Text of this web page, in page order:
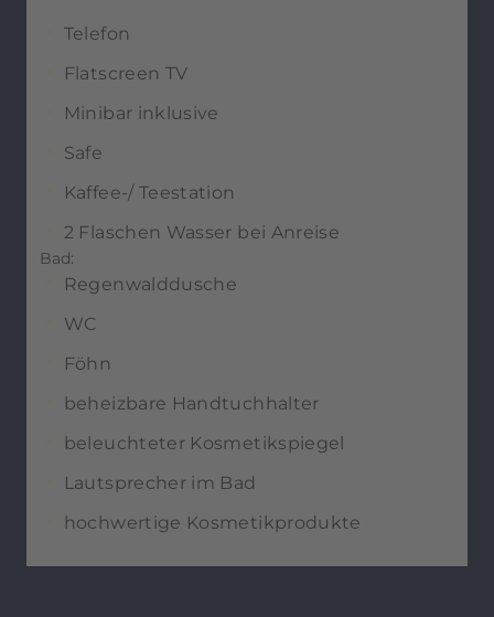
Telefon
Flatscreen TV
Minibar inklusive
Safe
Kaffee-/ Teestation
2 Flaschen Wasser bei Anreise
Bad:
Regenwalddusche
WC
Föhn
beheizbare Handtuchhalter
beleuchteter Kosmetikspiegel
Lautsprecher im Bad
hochwertige Kosmetikprodukte